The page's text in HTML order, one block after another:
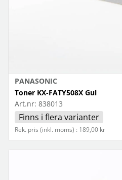
PANASONIC
Toner KX-FATY508X Gul
Art.nr: 838013
Finns i flera varianter
Rek. pris (inkl. moms) : 189,00 kr